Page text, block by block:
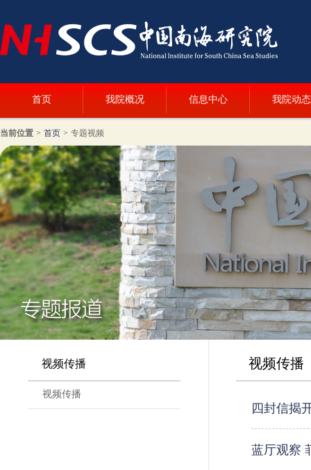
首页 我院概况 信息中心 我院动态
当前位置 > 首页 > 专题视频
视频传播
视频传播
视频传播
四封信揭
蓝厅观察